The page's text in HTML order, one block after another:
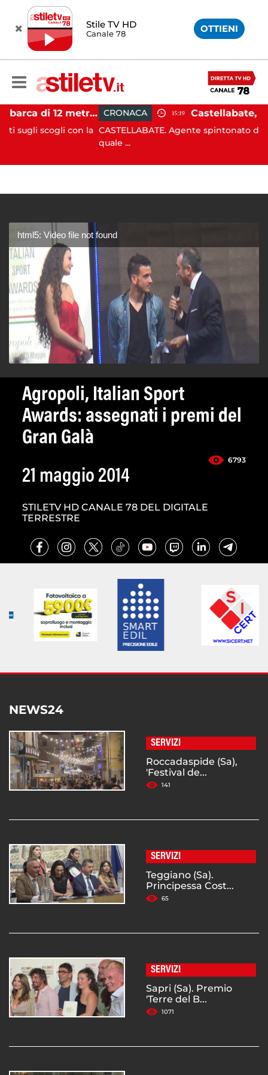
Stile TV HD
Canale 78 OTTIENI
Castellabate, barca di 12 metri resta incastrata sugli scogli: salvate 9 persone
con la
CRONACA 15:19
CASTELLABATE. Agente spintonato da un
html5: Video file not found
Agropoli, Italian Sport
Awards: assegnati i premi del
Gran Galà
6793
21 maggio 2014
STILETV HD CANALE 78 DEL DIGITALE
TERRESTRE
NEWS24
SERVIZI
Roccadaspide (Sa),
'Festival de...
141
SERVIZI
Teggiano (Sa).
Principessa Cost...
65
SERVIZI
Sapri (Sa). Premio
'Terre del B...
1071